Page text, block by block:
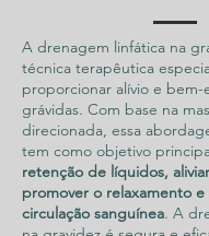
A drenagem linfática na
técnica terapêutica
proporcionar alívio e bem-
grávidas. Com base na
direcionada, essa
tem como objetivo
retenção de líquidos,
promover o relaxamento e
circulação sanguínea. A